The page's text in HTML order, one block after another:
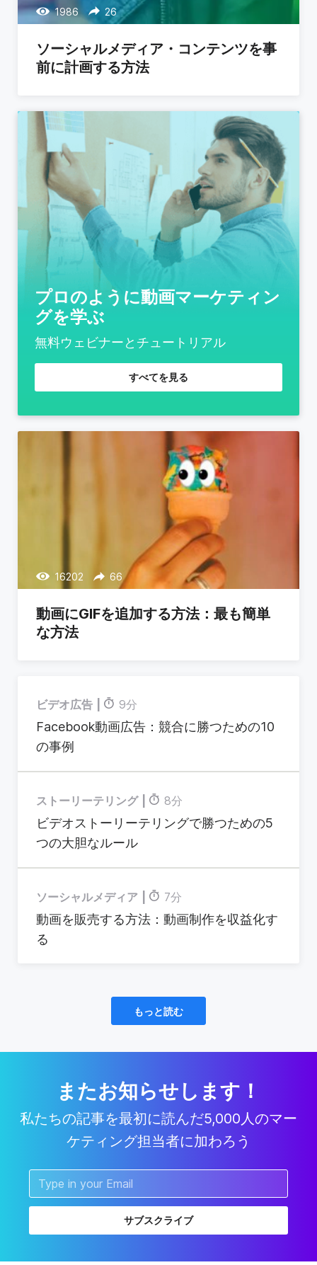
1986 26
ソーシャルメディア・コンテンツを事
前に計画する方法
プロのように動画マーケティン
グを学ぶ
無料ウェビナーとチュートリアル
すべてを見る
16202 66
動画にGIFを追加する方法：最も簡単
な方法
Facebook動画広告：競合に勝つための10
の事例
ビデオ広告 9分
ビデオストーリーテリングで勝つための5
つの大胆なルール
ストーリーテリング 8分
動画を販売する方法：動画制作を収益化す
る
ソーシャルメディア 7分
もっと読む
またお知らせします！
私たちの記事を最初に読んだ5,000人のマー
ケティング担当者に加わろう
サブスクライブ